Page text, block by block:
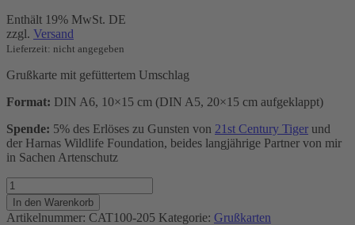
Enthält 19% MwSt. DE
zzgl. Versand
Lieferzeit: nicht angegeben
Grußkarte mit gefüttertem Umschlag
Format: DIN A6, 10×15 cm (DIN A5, 20×15 cm aufgeklappt)
Spende: 5% des Erlöses zu Gunsten von 21st Century Tiger und
der Harnas Wildlife Foundation, beides langjährige Partner von mir
in Sachen Artenschutz
CatCard
"Jaguar"
Menge
In den Warenkorb
Artikelnummer: CAT100-205 Kategorie: Grußkarten